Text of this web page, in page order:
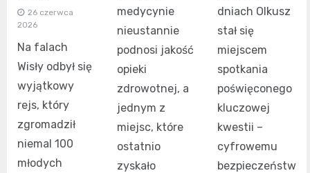
26 czerwca
2026
Na falach
Wisły odbył się
wyjątkowy
rejs, który
zgromadził
niemal 100
młodych
medycynie
nieustannie
podnosi jakość
opieki
zdrowotnej, a
jednym z
miejsc, które
ostatnio
zyskało
dniach Olkusz
stał się
miejscem
spotkania
poświęconego
kluczowej
kwestii –
cyfrowemu
bezpieczeństw